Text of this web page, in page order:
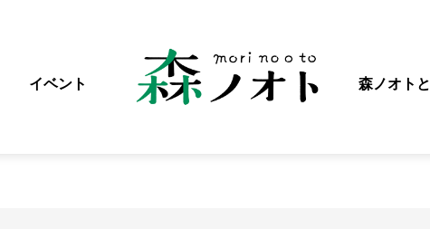
イベント 森ノオト